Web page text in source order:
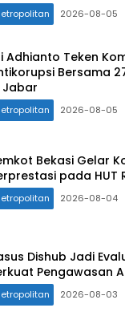
2026-08-05
Adhianto Teken
Bersama
Jabar
2026-08-05
Bekasi Gelar
pada HUT
2026-08-04
Dishub Jadi
Pengawasan
2026-08-03